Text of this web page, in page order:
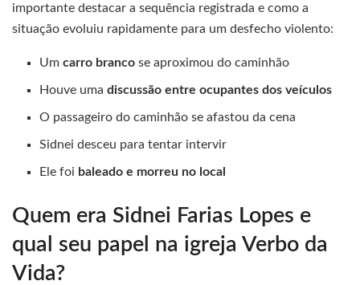
importante destacar a sequência registrada e como a
situação evoluiu rapidamente para um desfecho violento:
Umcarro branco se aproximou do caminhão
Houve umadiscussão entre ocupantes dos veículos
O passageiro do caminhão se afastou da cena
Sidnei desceu para tentar intervir
Ele foi baleado e morreu no local
Quem era Sidnei Farias Lopes e
qual seu papel na igreja Verbo da
Vida?